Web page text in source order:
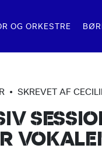
OG ORKESTRE
FOR
EVENTS
• SKREVET AF